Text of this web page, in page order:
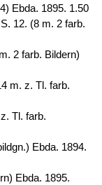
Ebda. 1895. 1.50
12. (8 m. 2 farb.
2 farb. Bildern)
m. z. Tl. farb.
Tl. farb.
Ebda. 1894.
Ebda. 1895.